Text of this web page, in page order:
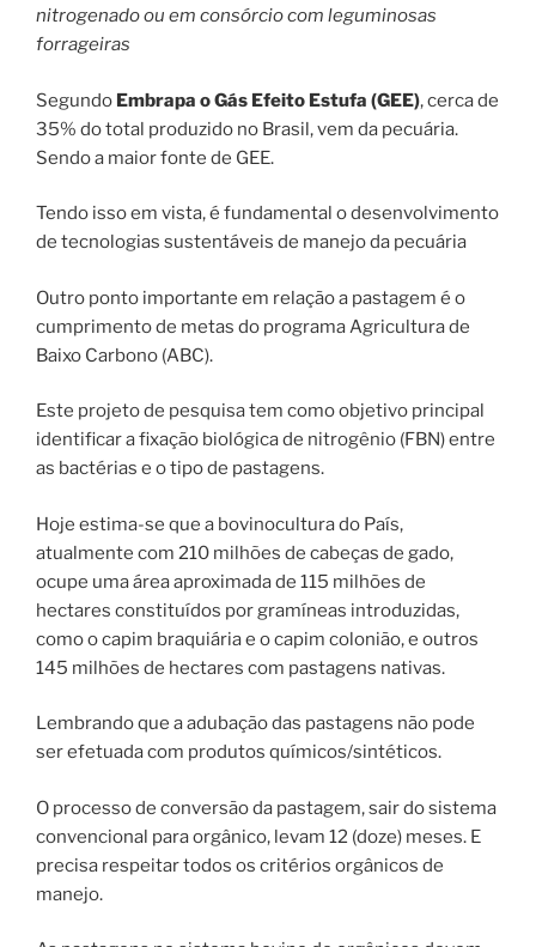
nitrogenado ou em consórcio com leguminosas
forrageiras
Segundo Embrapa o Gás Efeito Estufa (GEE), cerca de
35% do total produzido no Brasil, vem da pecuária.
Sendo a maior fonte de GEE.
Tendo isso em vista, é fundamental o desenvolvimento
de tecnologias sustentáveis de manejo da pecuária
Outro ponto importante em relação a pastagem é o
cumprimento de metas do programa Agricultura de
Baixo Carbono (ABC).
Este projeto de pesquisa tem como objetivo principal
identificar a fixação biológica de nitrogênio (FBN) entre
as bactérias e o tipo de pastagens.
Hoje estima-se que a bovinocultura do País,
atualmente com 210 milhões de cabeças de gado,
ocupe uma área aproximada de 115 milhões de
hectares constituídos por gramíneas introduzidas,
como o capim braquiária e o capim colonião, e outros
145 milhões de hectares com pastagens nativas.
Lembrando que a adubação das pastagens não pode
ser efetuada com produtos químicos/sintéticos.
O processo de conversão da pastagem, sair do sistema
convencional para orgânico, levam 12 (doze) meses. E
precisa respeitar todos os critérios orgânicos de
manejo.